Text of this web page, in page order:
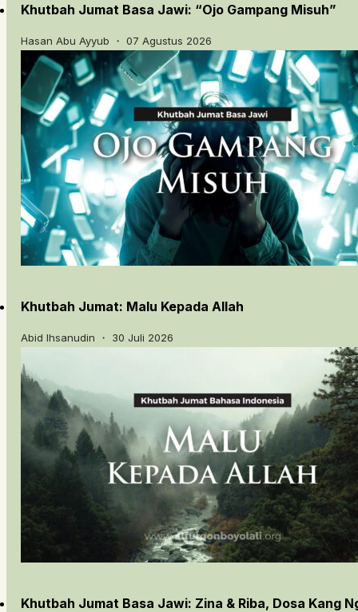
Khutbah Jumat Basa Jawi: “Ojo Gampang Misuh”
Hasan Abu Ayyub ・ 07 Agustus 2026
Khutbah Jumat: Malu Kepada Allah
Abid Ihsanudin ・ 30 Juli 2026
Khutbah Jumat Basa Jawi: Zina & Riba, Dosa Kang